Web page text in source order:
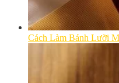
Cách Làm Bánh Lưỡi